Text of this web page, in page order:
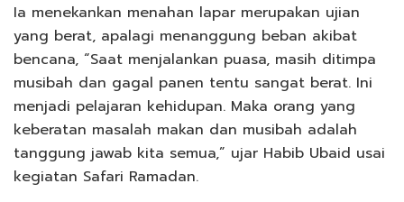
Ia menekankan menahan lapar merupakan ujian
yang berat, apalagi menanggung beban akibat
bencana, “Saat menjalankan puasa, masih ditimpa
musibah dan gagal panen tentu sangat berat. Ini
menjadi pelajaran kehidupan. Maka orang yang
keberatan masalah makan dan musibah adalah
tanggung jawab kita semua,” ujar Habib Ubaid usai
kegiatan Safari Ramadan.